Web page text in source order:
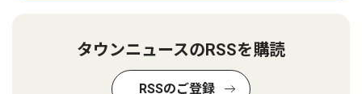
タウンニュースのRSSを購読
RSSのご登録